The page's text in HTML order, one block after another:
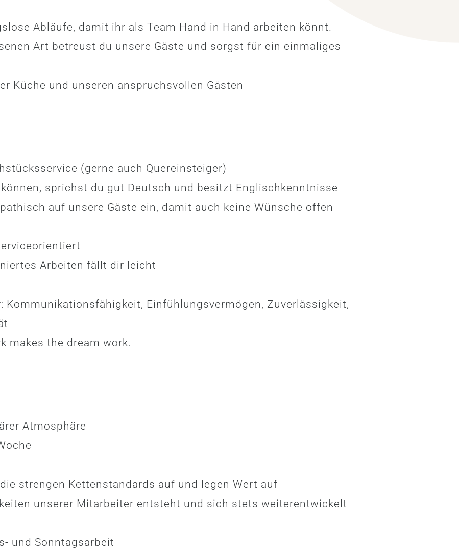
Abläufe, damit ihr als Team Hand in Hand arbeiten könnt.
Art betreust du unsere Gäste und sorgst für ein einmaliges
Küche und unseren anspruchsvollen Gästen
(gerne auch Quereinsteiger)
sprichst du gut Deutsch und besitzt Englischkenntnisse
auf unsere Gäste ein, damit auch keine Wünsche offen
Arbeiten fällt dir leicht
Kommunikationsfähigkeit, Einfühlungsvermögen, Zuverlässigkeit,
makes the dream work.
Atmosphäre
strengen Kettenstandards auf und legen Wert auf
unserer Mitarbeiter entsteht und sich stets weiterentwickelt
und Sonntagsarbeit